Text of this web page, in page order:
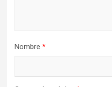
Nombre *